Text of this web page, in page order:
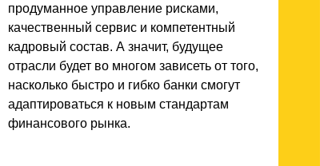
продуманное управление рисками,
качественный сервис и компетентный
кадровый состав. А значит, будущее
отрасли будет во многом зависеть от того,
насколько быстро и гибко банки смогут
адаптироваться к новым стандартам
финансового рынка.